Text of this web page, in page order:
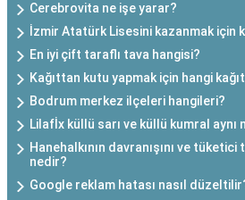
Cerebrovita ne işe yarar?
İzmir Atatürk Lisesini kazanmak için
En iyi çift taraflı tava hangisi?
Kağıttan kutu yapmak için hangi
Bodrum merkez ilçeleri hangileri?
Lilafİx küllü sarı ve küllü kumral aynı
Hanehalkının davranışını ve
nedir?
Google reklam hatası nasıl